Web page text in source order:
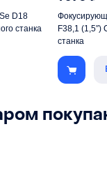
D18
станка
F38,1 (1,5″)
станка